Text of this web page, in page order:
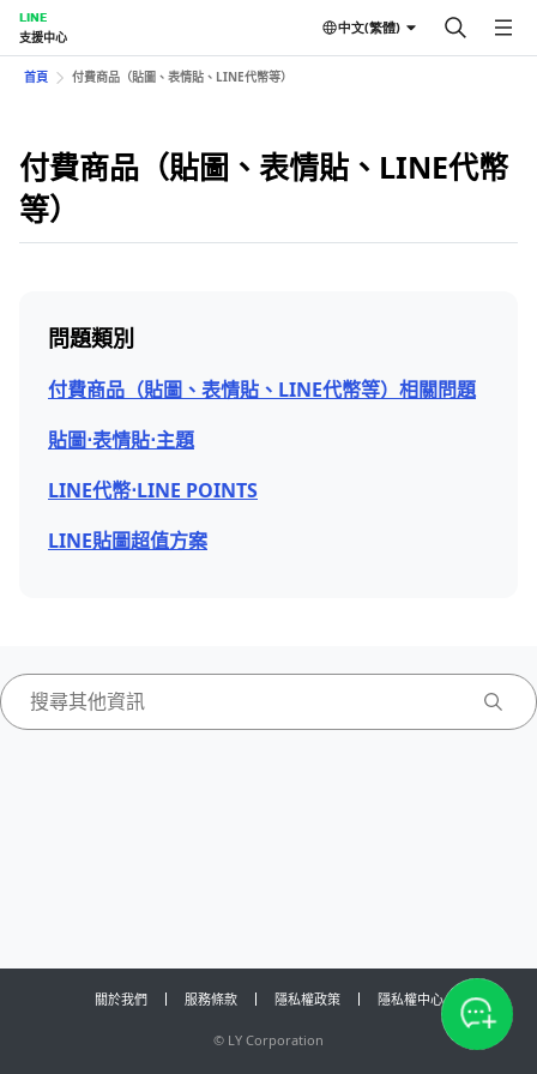
LINE
支援中心
中文(繁體)
首頁 付費商品（貼圖、表情貼、LINE代幣等）
付費商品（貼圖、表情貼、LINE代幣
等）
問題類別
付費商品（貼圖、表情貼、LINE代幣等）相關問題
貼圖⋅表情貼⋅主題
LINE代幣⋅LINE POINTS
LINE貼圖超值方案
關於我們 服務條款 隱私權政策 隱私權中心
© LY Corporation